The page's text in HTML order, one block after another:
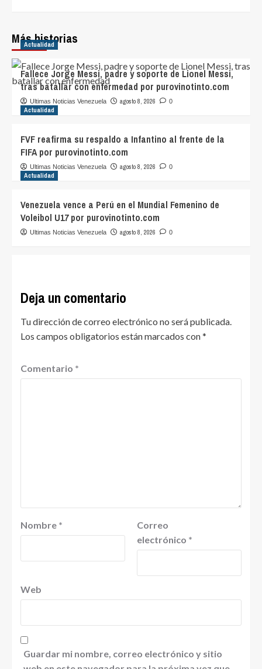
Más historias
Actualidad
Fallece Jorge Messi, padre y soporte de Lionel Messi,
tras batallar con enfermedad por purovinotinto.com
Ultimas Noticias Venezuela agosto 8, 2026 0
Actualidad
FVF reafirma su respaldo a Infantino al frente de la
FIFA por purovinotinto.com
Ultimas Noticias Venezuela agosto 8, 2026 0
Actualidad
Venezuela vence a Perú en el Mundial Femenino de
Voleibol U17 por purovinotinto.com
Ultimas Noticias Venezuela agosto 8, 2026 0
Deja un comentario
Tu dirección de correo electrónico no será publicada.
Los campos obligatorios están marcados con*
Comentario *
Nombre *
Correo
electrónico *
Web
Guardar mi nombre, correo electrónico y sitio